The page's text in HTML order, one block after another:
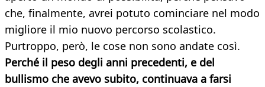
che, finalmente, avrei potuto cominciare nel modo
migliore il mio nuovo percorso scolastico.
Purtroppo, però, le cose non sono andate così.
Perché il peso degli anni precedenti, e del
bullismo che avevo subito, continuava a farsi